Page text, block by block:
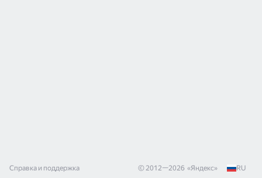
Справка и поддержка © 2012—2026 «Яндекс» RU